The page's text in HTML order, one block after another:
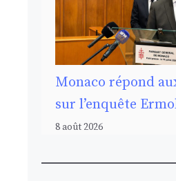
Monaco répond
sur l’enquête
8 août 2026